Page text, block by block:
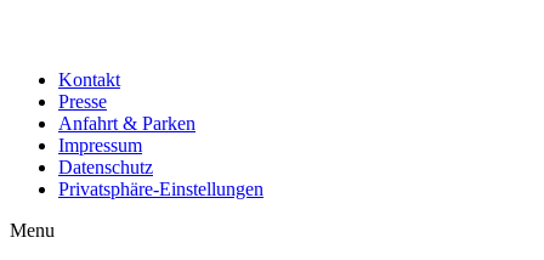
Kontakt
Presse
Anfahrt & Parken
Impressum
Datenschutz
Privatsphäre-Einstellungen
Menu